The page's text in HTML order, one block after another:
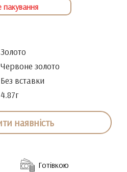
Золото
Червоне золото
Без вставки
4.87г
наявність
Готівкою